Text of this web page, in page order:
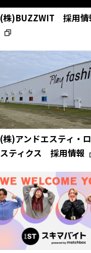
サ
(株)BUZZWIT 採用情
(株)アンドエスティ・
スティクス 採用情報